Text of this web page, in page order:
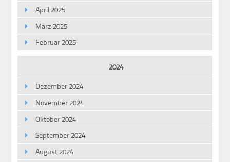
April 2025
März 2025
Februar 2025
2024
Dezember 2024
November 2024
Oktober 2024
September 2024
August 2024